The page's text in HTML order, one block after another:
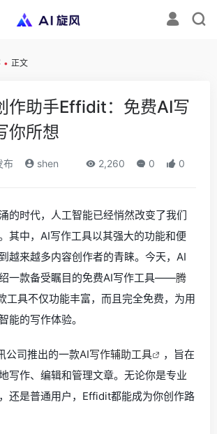
• 正文
作助手Effidit：免费AI写
你所想
布 shen 2,260 0 0
的时代，人工智能已经悄然改变了我们
其中，AI写作工具以其强大的功能和便
越来越多内容创作者的青睐。今天，AI
一款备受瞩目的免费AI写作工具——腾
工具不仅功能丰富，而且完全免费，为用
能的写作体验。
公司推出的一款AI写作辅助工具
，旨在
写作、编辑和管理文章。无论你是专业
还是普通用户，Effidit都能成为你创作路